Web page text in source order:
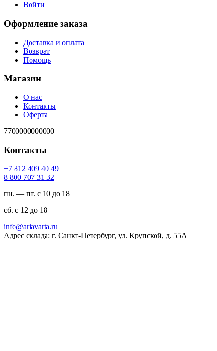
Войти
Оформление заказа
Доставка и оплата
Возврат
Помощь
Магазин
О нас
Контакты
Оферта
7700000000000
Контакты
94 04 904 218 7+
23 13 707 008 8
пн. — пт. с 10 до 18
сб. с 12 до 18
ur.atravaira@ofni
Адрес склада: г. Санкт-Петербург, ул. Крупской, д. 55А